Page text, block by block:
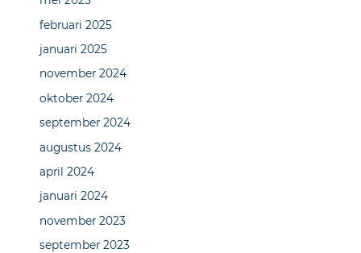
februari 2025
januari 2025
november 2024
oktober 2024
september 2024
augustus 2024
april 2024
januari 2024
november 2023
september 2023